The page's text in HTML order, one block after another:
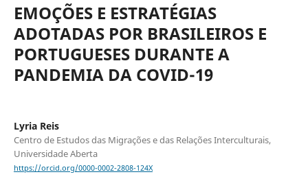
EMOÇÕES E ESTRATÉGIAS
ADOTADAS POR BRASILEIROS E
PORTUGUESES DURANTE A
PANDEMIA DA COVID-19
Lyria Reis
Centro de Estudos das Migrações e das Relações Interculturais,
Universidade Aberta
https://orcid.org/0000-0002-2808-124X